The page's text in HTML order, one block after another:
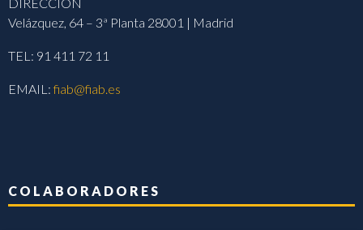
DIRECCIÓN
Velázquez, 64 – 3ª Planta 28001 | Madrid
TEL: 91 411 72 11
EMAIL:fiab@fiab.es
COLABORADORES